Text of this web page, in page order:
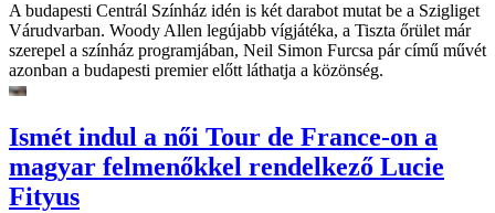
A budapesti Centrál Színház idén is két darabot mutat be a Szigliget
Várudvarban. Woody Allen legújabb vígjátéka, a Tiszta őrület már
szerepel a színház programjában, Neil Simon Furcsa pár című művét
azonban a budapesti premier előtt láthatja a közönség.
Ismét indul a női Tour de France-on a
magyar felmenőkkel rendelkező Lucie
Fityus